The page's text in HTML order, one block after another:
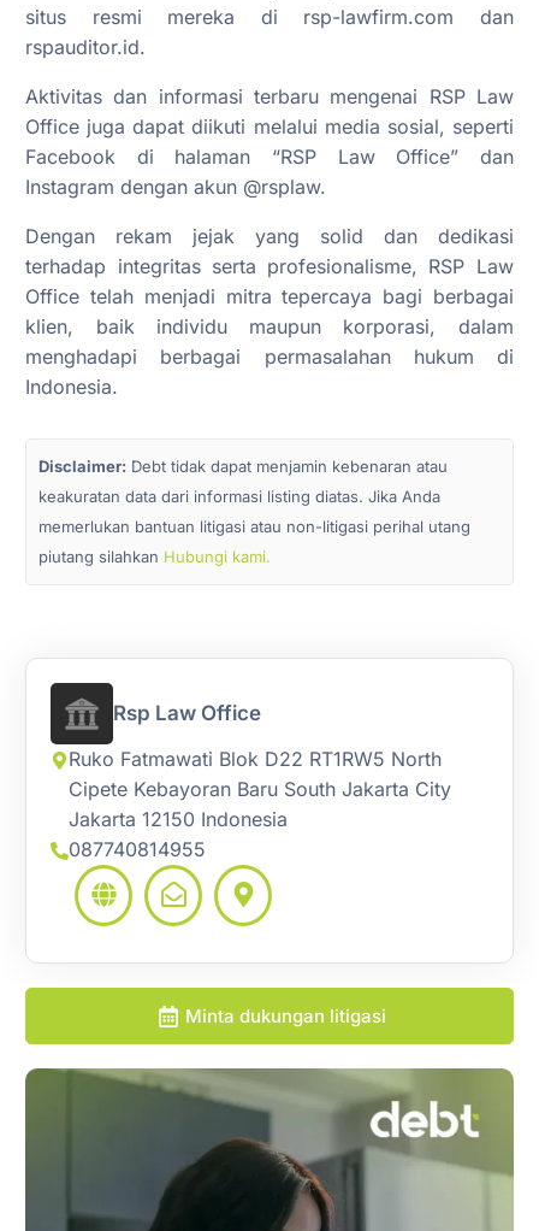
situs resmi mereka di rsp-lawfirm.com dan
rspauditor.id.
Aktivitas dan informasi terbaru mengenai RSP Law
Office juga dapat diikuti melalui media sosial, seperti
Facebook di halaman “RSP Law Office” dan
Instagram dengan akun @rsplaw.
Dengan rekam jejak yang solid dan dedikasi
terhadap integritas serta profesionalisme, RSP Law
Office telah menjadi mitra tepercaya bagi berbagai
klien, baik individu maupun korporasi, dalam
menghadapi berbagai permasalahan hukum di
Indonesia.
Disclaimer: Debt tidak dapat menjamin kebenaran atau
keakuratan data dari informasi listing diatas. Jika Anda
memerlukan bantuan litigasi atau non-litigasi perihal utang
piutang silahkan Hubungi kami.
Rsp Law Office
Ruko Fatmawati Blok D22 RT1RW5 North
Cipete Kebayoran Baru South Jakarta City
Jakarta 12150 Indonesia
087740814955
Minta dukungan litigasi